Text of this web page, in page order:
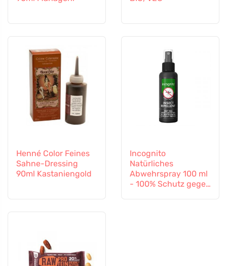
Henné Color Feines
Sahne-Dressing
90ml Kastaniengold
Incognito
Natürliches
Abwehrspray 100 ml
- 100% Schutz gegen